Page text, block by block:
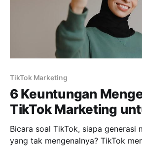
TikTok Marketing
6 Keuntungan
TikTok Marketing
Bicara soal TikTok, siapa generasi
yang tak mengenalnya? TikTok